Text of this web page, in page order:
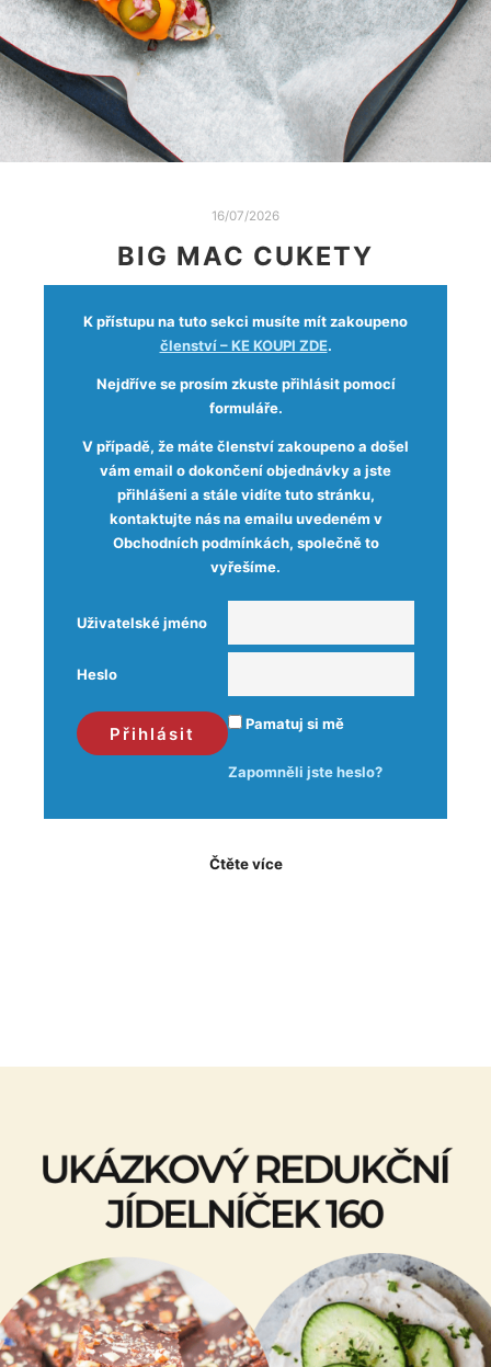
16/07/2026
BIG MAC CUKETY
K přístupu na tuto sekci musíte mít zakoupeno
členství – KE KOUPI ZDE.
Nejdříve se prosím zkuste přihlásit pomocí
formuláře.
V případě, že máte členství zakoupeno a došel
vám email o dokončení objednávky a jste
přihlášeni a stále vidíte tuto stránku,
kontaktujte nás na emailu uvedeném v
Obchodních podmínkách, společně to
vyřešíme.
Uživatelské jméno
Heslo
Pamatuj si mě
Zapomněli jste heslo?
Čtěte více